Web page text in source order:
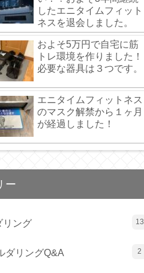
したエニタイムフィット
ネスを退会しました。
およそ5万円で自宅に筋
トレ環境を作りました！
必要な器具は３つです。
エニタイムフィットネス
のマスク解禁から１ヶ月
が経過しました！
ー
リング 13
ダリングQ&A 2